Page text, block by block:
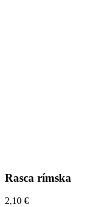
Rasca rímska
2,10 €